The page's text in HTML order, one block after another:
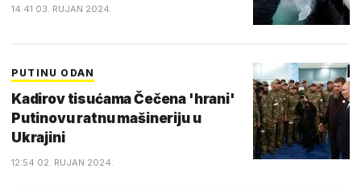
14:41 03. RUJAN 2024.
PUTINU ODAN
Kadirov tisućama Čečena 'hrani'
Putinovu ratnu mašineriju u
Ukrajini
12:54 02. RUJAN 2024.